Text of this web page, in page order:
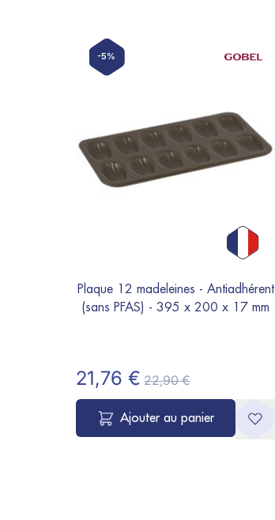
-5%
Plaque 12 madeleines - Antiadhérent
(sans PFAS) - 395 x 200 x 17 mm
21,76 € 22,90 €
Ajouter au panier